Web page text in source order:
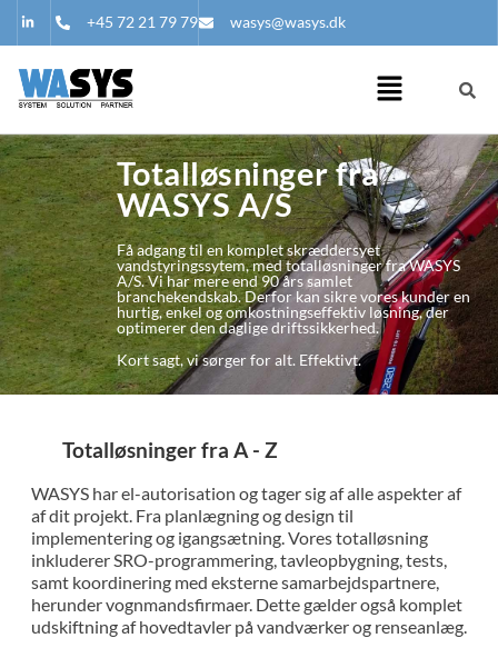
+45 72 21 79 79 wasys@wasys.dk
Totalløsninger fra
WASYS A/S
Få adgang til en komplet skræddersyet
vandstyringssytem, med totalløsninger fra WASYS
A/S. Vi har mere end 90 års samlet
branchekendskab. Derfor kan sikre vores kunder en
hurtig, enkel og omkostningseffektiv løsning, der
optimerer den daglige driftssikkerhed.
Kort sagt, vi sørger for alt. Effektivt.
Totalløsninger fra A - Z
WASYS har el-autorisation og tager sig af alle aspekter af
af dit projekt. Fra planlægning og design til
implementering og igangsætning. Vores totalløsning
inkluderer SRO-programmering, tavleopbygning, tests,
samt koordinering med eksterne samarbejdspartnere,
herunder vognmandsfirmaer. Dette gælder også komplet
udskiftning af hovedtavler på vandværker og renseanlæg.